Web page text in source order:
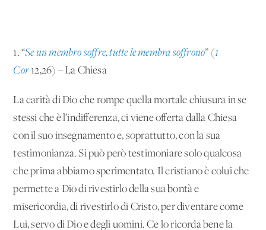
1. “Se un membro soffre, tutte le membra soffrono” (1
Cor12,26) – La Chiesa
La carità di Dio che rompe quella mortale chiusura in se
stessi che è l’indifferenza, ci viene offerta dalla Chiesa
con il suo insegnamento e, soprattutto, con la sua
testimonianza. Si può però testimoniare solo qualcosa
che prima abbiamo sperimentato. Il cristiano è colui che
permette a Dio di rivestirlo della sua bontà e
misericordia, di rivestirlo di Cristo, per diventare come
Lui, servo di Dio e degli uomini. Ce lo ricorda bene la